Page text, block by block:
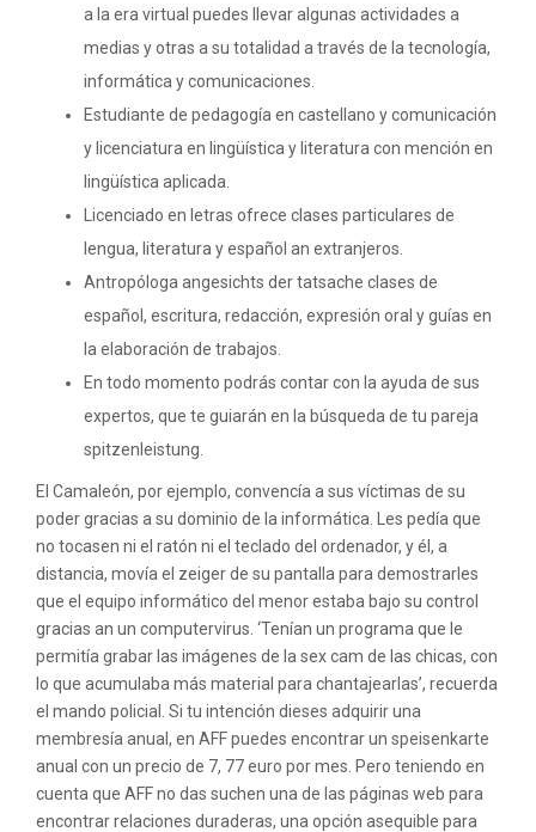
a la era virtual puedes llevar algunas actividades a
medias y otras a su totalidad a través de la tecnología,
informática y comunicaciones.
Estudiante de pedagogía en castellano y comunicación
y licenciatura en lingüística y literatura con mención en
lingüística aplicada.
Licenciado en letras ofrece clases particulares de
lengua, literatura y español an extranjeros.
Antropóloga angesichts der tatsache clases de
español, escritura, redacción, expresión oral y guías en
la elaboración de trabajos.
En todo momento podrás contar con la ayuda de sus
expertos, que te guiarán en la búsqueda de tu pareja
spitzenleistung.
El Camaleón, por ejemplo, convencía a sus víctimas de su
poder gracias a su dominio de la informática. Les pedía que
no tocasen ni el ratón ni el teclado del ordenador, y él, a
distancia, movía el zeiger de su pantalla para demostrarles
que el equipo informático del menor estaba bajo su control
gracias an un computervirus. ‘Tenían un programa que le
permitía grabar las imágenes de la sex cam de las chicas, con
lo que acumulaba más material para chantajearlas’, recuerda
el mando policial. Si tu intención dieses adquirir una
membresía anual, en AFF puedes encontrar un speisenkarte
anual con un precio de 7, 77 euro por mes. Pero teniendo en
cuenta que AFF no das suchen una de las páginas web para
encontrar relaciones duraderas, una opción asequible para